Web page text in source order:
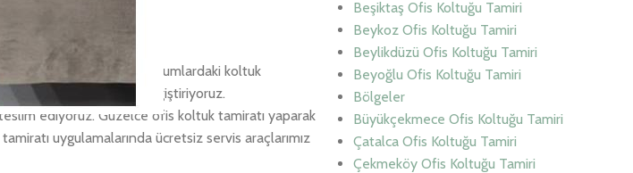
kırılmış ve benzeri durumlardaki koltuk
dilediğiniz şekilde değiştiriyoruz.
ediyoruz. Güzelce ofis koltuk tamiratı yaparak
uygulamalarında ücretsiz servis araçlarımız
Beşiktaş Ofis Koltuğu Tamiri
Beykoz Ofis Koltuğu Tamiri
Beylikdüzü Ofis Koltuğu Tamiri
Beyoğlu Ofis Koltuğu Tamiri
Bölgeler
Büyükçekmece Ofis Koltuğu Tamiri
Çatalca Ofis Koltuğu Tamiri
Çekmeköy Ofis Koltuğu Tamiri